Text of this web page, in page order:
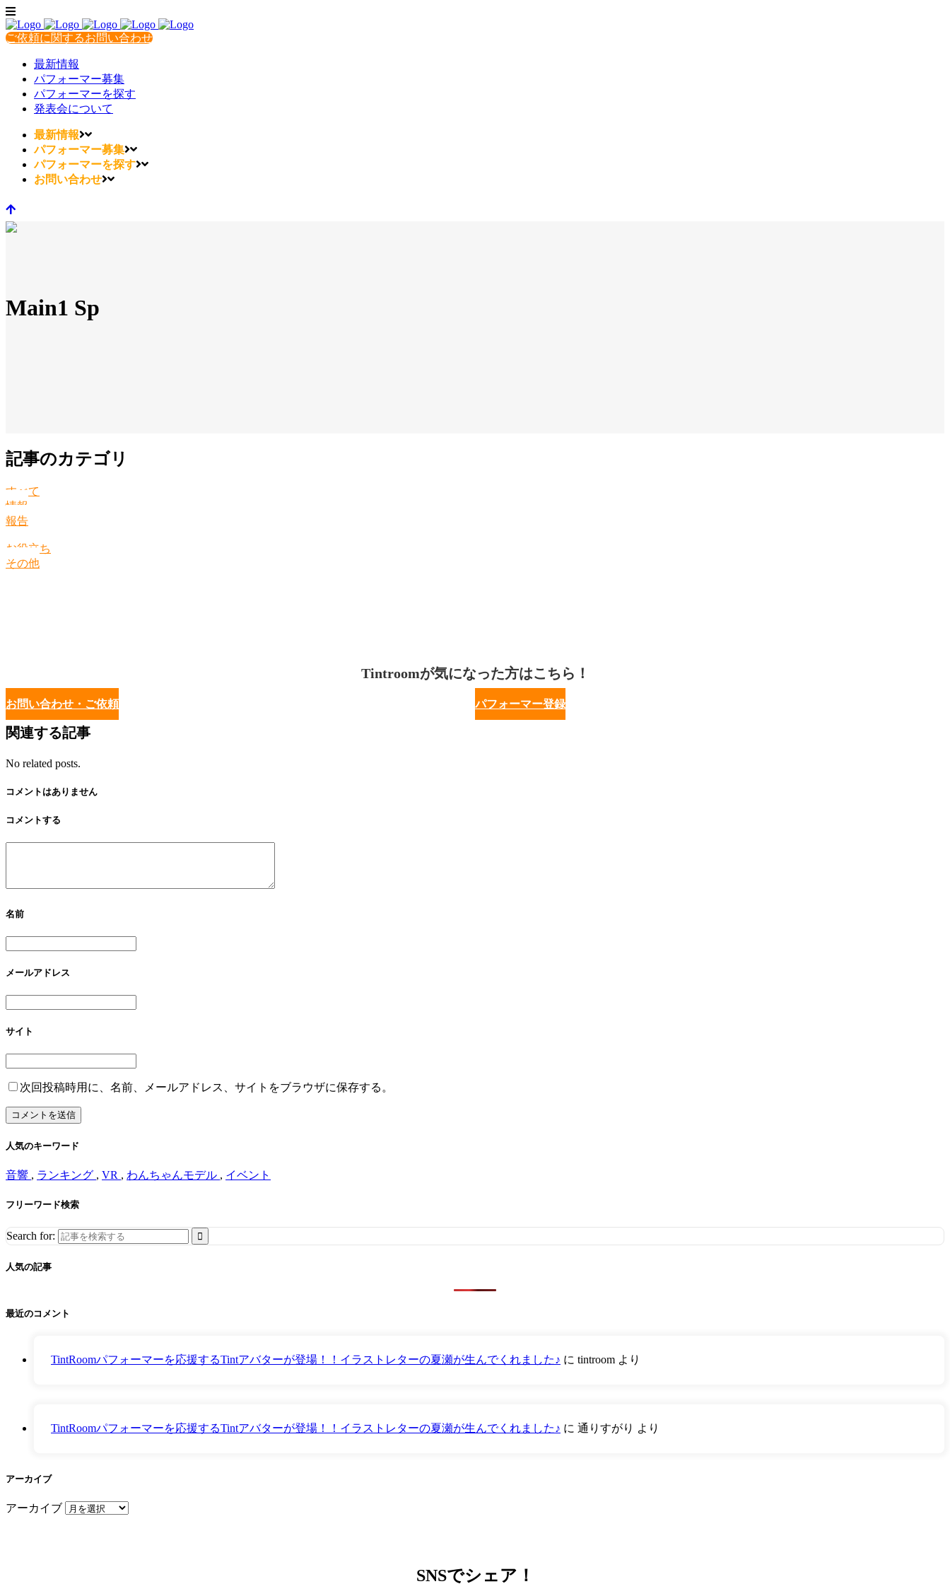
ご依頼に関するお問い合わせ
最新情報
パフォーマー募集
パフォーマーを探す
発表会について
最新情報
パフォーマー募集
パフォーマーを探す
お問い合わせ
Main1 Sp
記事のカテゴリ
すべて
情報
報告
お役立ち
その他
Tintroomが気になった方はこちら！
お問い合わせ・ご依頼 パフォーマー登録
関連する記事
No related posts.
コメントはありません
コメントする
名前
メールアドレス
サイト
次回投稿時用に、名前、メールアドレス、サイトをブラウザに保存する。
人気のキーワード
音響 , ランキング , VR , わんちゃんモデル , イベント
フリーワード検索
Search for:
人気の記事
最近のコメント
TintRoomパフォーマーを応援するTintアバターが登場！！イラストレターの夏瀬が生んでくれました♪ に tintroom より
TintRoomパフォーマーを応援するTintアバターが登場！！イラストレターの夏瀬が生んでくれました♪ に 通りすがり より
アーカイブ
アーカイブ
SNSでシェア！